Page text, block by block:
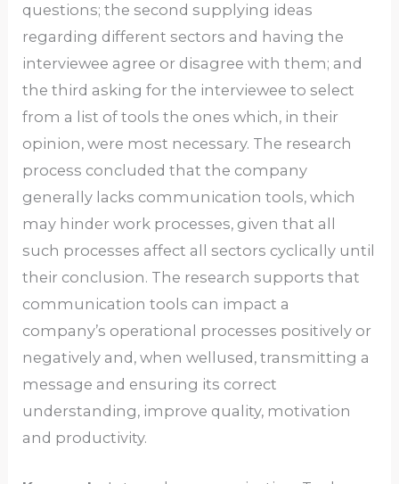
questions; the second supplying ideas
regarding different sectors and having the
interviewee agree or disagree with them; and
the third asking for the interviewee to select
from a list of tools the ones which, in their
opinion, were most necessary. The research
process concluded that the company
generally lacks communication tools, which
may hinder work processes, given that all
such processes affect all sectors cyclically until
their conclusion. The research supports that
communication tools can impact a
company’s operational processes positively or
negatively and, when wellused, transmitting a
message and ensuring its correct
understanding, improve quality, motivation
and productivity.